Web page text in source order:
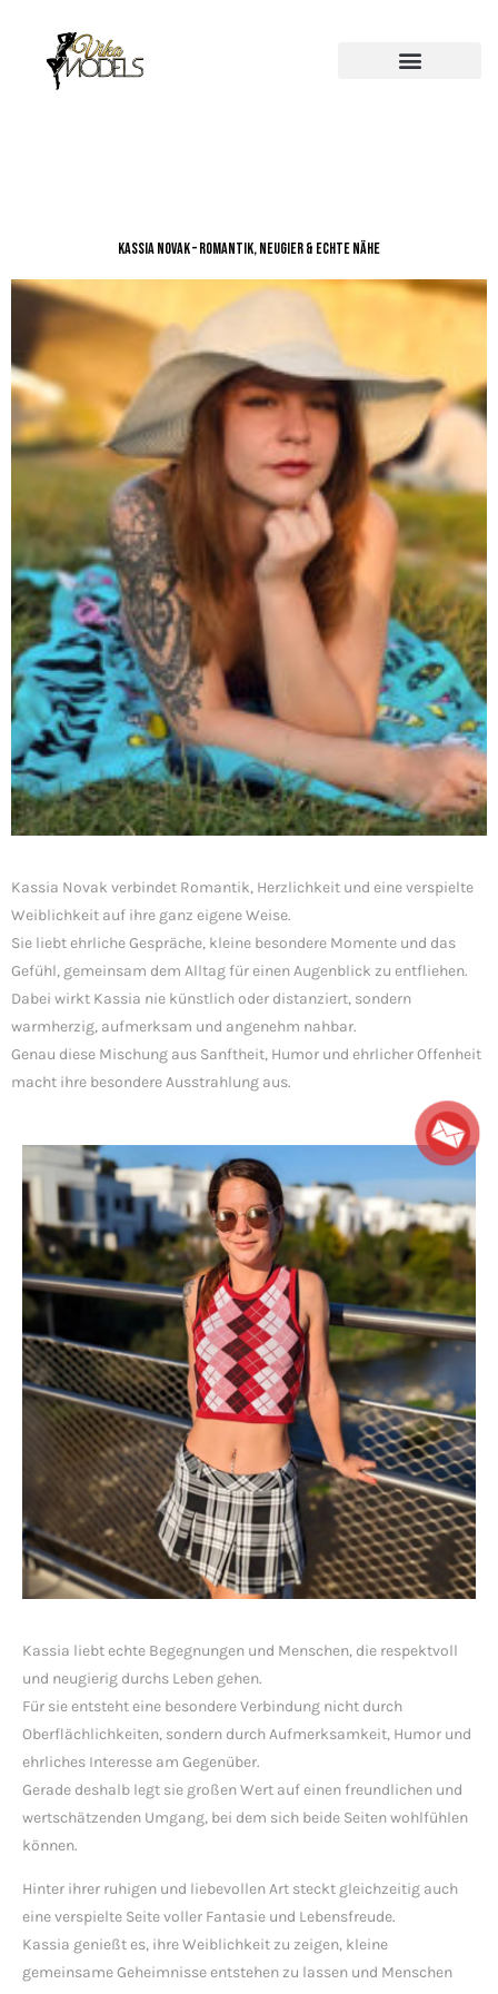
Kassia Novak – Romantik, Neugier & echte Nähe
Kassia Novak verbindet Romantik, Herzlichkeit und eine verspielte
Weiblichkeit auf ihre ganz eigene Weise.
Sie liebt ehrliche Gespräche, kleine besondere Momente und das
Gefühl, gemeinsam dem Alltag für einen Augenblick zu entfliehen.
Dabei wirkt Kassia nie künstlich oder distanziert, sondern
warmherzig, aufmerksam und angenehm nahbar.
Genau diese Mischung aus Sanftheit, Humor und ehrlicher Offenheit
macht ihre besondere Ausstrahlung aus.
Kassia liebt echte Begegnungen und Menschen, die respektvoll
und neugierig durchs Leben gehen.
Für sie entsteht eine besondere Verbindung nicht durch
Oberflächlichkeiten, sondern durch Aufmerksamkeit, Humor und
ehrliches Interesse am Gegenüber.
Gerade deshalb legt sie großen Wert auf einen freundlichen und
wertschätzenden Umgang, bei dem sich beide Seiten wohlfühlen
können.
Hinter ihrer ruhigen und liebevollen Art steckt gleichzeitig auch
eine verspielte Seite voller Fantasie und Lebensfreude.
Kassia genießt es, ihre Weiblichkeit zu zeigen, kleine
gemeinsame Geheimnisse entstehen zu lassen und Menschen